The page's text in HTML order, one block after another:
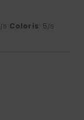
/5 Coloris: 5/5